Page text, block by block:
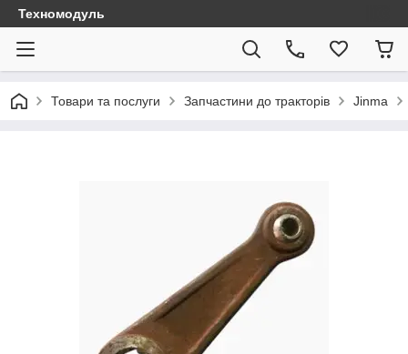
Техномодуль
Товари та послуги Запчастини до тракторів Jinma